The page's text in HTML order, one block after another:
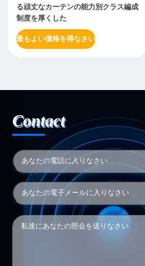
る頑丈なカーテンの能力別クラス編成
制度を厚くした
最もよい価格を得なさい
Contact